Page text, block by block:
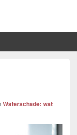
Waterschade: wat